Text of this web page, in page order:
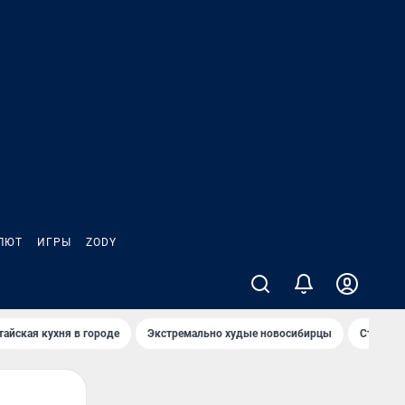
ИГРЫ ZODY
кухня в городе Экстремально худые новосибирцы Старт